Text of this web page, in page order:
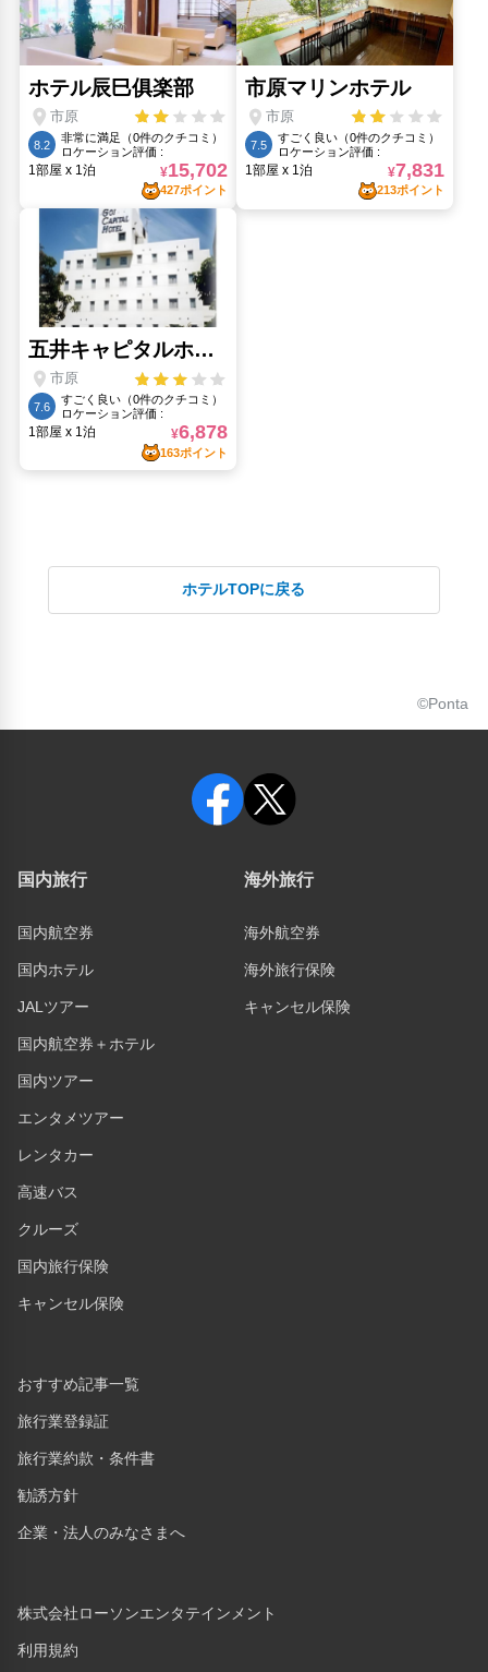
ホテルTOPに戻る
©Ponta
国内旅行
国内航空券
国内ホテル
JALツアー
国内航空券＋ホテル
国内ツアー
エンタメツアー
レンタカー
高速バス
クルーズ
国内旅行保険
キャンセル保険
海外旅行
海外航空券
海外旅行保険
キャンセル保険
おすすめ記事一覧
旅行業登録証
旅行業約款・条件書
勧誘方針
企業・法人のみなさまへ
株式会社ローソンエンタテインメント
利用規約